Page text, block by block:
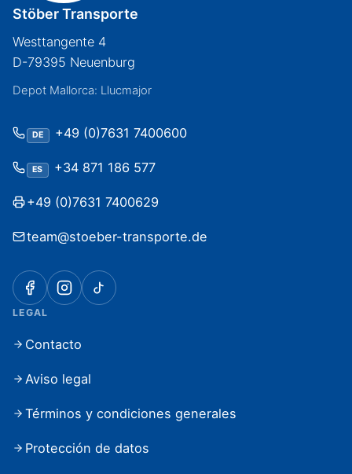
Stöber Transporte
Westtangente 4
D-79395 Neuenburg
Depot Mallorca: Llucmajor
DE +49 (0)7631 7400600
ES +34 871 186 577
+49 (0)7631 7400629
team@stoeber-transporte.de
LEGAL
Contacto
Aviso legal
Términos y condiciones generales
Protección de datos